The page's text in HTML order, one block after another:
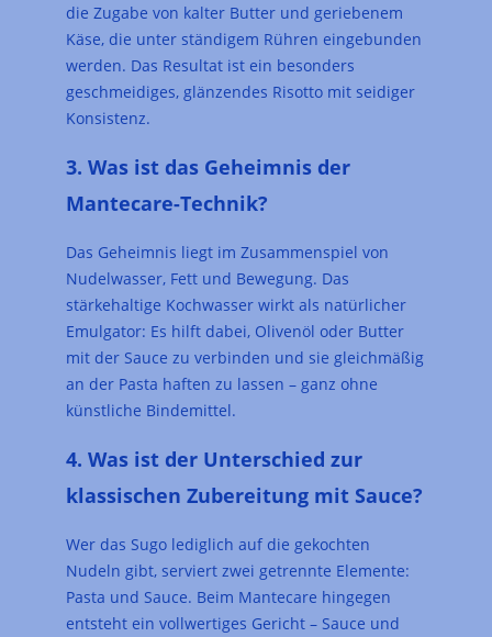
die Zugabe von kalter Butter und geriebenem
Käse, die unter ständigem Rühren eingebunden
werden. Das Resultat ist ein besonders
geschmeidiges, glänzendes Risotto mit seidiger
Konsistenz.
3. Was ist das Geheimnis der
Mantecare-Technik?
Das Geheimnis liegt im Zusammenspiel von
Nudelwasser, Fett und Bewegung. Das
stärkehaltige Kochwasser wirkt als natürlicher
Emulgator: Es hilft dabei, Olivenöl oder Butter
mit der Sauce zu verbinden und sie gleichmäßig
an der Pasta haften zu lassen – ganz ohne
künstliche Bindemittel.
4. Was ist der Unterschied zur
klassischen Zubereitung mit Sauce?
Wer das Sugo lediglich auf die gekochten
Nudeln gibt, serviert zwei getrennte Elemente:
Pasta und Sauce. Beim Mantecare hingegen
entsteht ein vollwertiges Gericht – Sauce und